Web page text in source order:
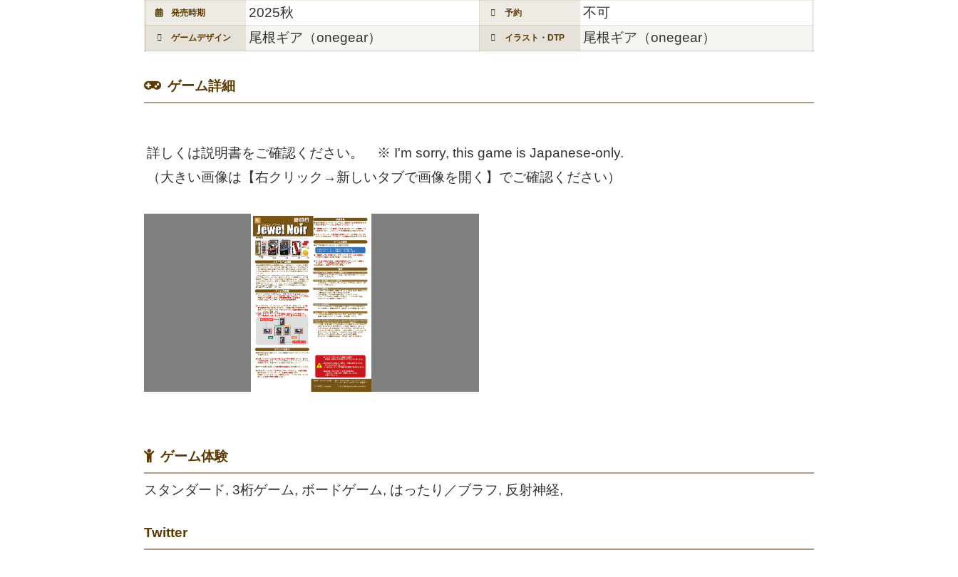
発売時期 2025秋 予約 不可
ゲームデザイン 尾根ギア（onegear） イラスト・DTP 尾根ギア（onegear）
ゲーム詳細
詳しくは説明書をご確認ください。 ※ I'm sorry, this game is Japanese-only.
（大きい画像は【右クリック→新しいタブで画像を開く】でご確認ください）
ゲーム体験
スタンダード, 3桁ゲーム, ボードゲーム, はったり／ブラフ, 反射神経,
Twitter